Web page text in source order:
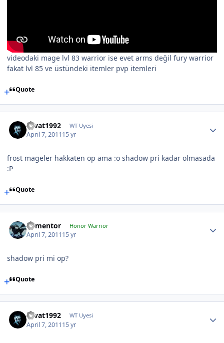
videodaki mage lvl 83 warrior ise evet arms değil fury warrior
fakat lvl 85 ve üstündeki itemler pvp itemleri
Quote
cevat1992 WT Uyesi
April 7, 201115 yr
frost mageler hakkaten op ama :o shadow pri kadar olmasada
:P
Quote
dementor Honor Warrior
April 7, 201115 yr
shadow pri mi op?
Quote
cevat1992 WT Uyesi
April 7, 201115 yr